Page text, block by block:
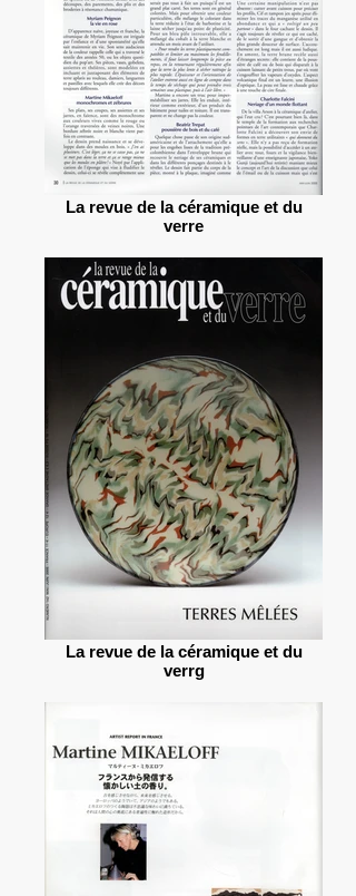
La revue de la céramique et du
verre
La revue de la céramique et du
verrg